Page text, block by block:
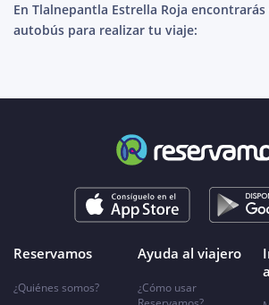
En Tlalnepantla Estrella Roja
autobús para realizar tu viaje:
Reservamos
¿Quiénes somos?
Ayuda al viajero
¿Cómo usar